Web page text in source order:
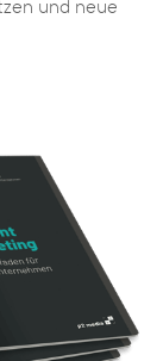
auf
Features
mit
und neue